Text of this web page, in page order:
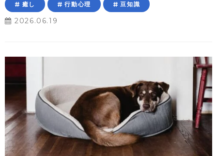
癒し 行動心理 豆知識
2026.06.19